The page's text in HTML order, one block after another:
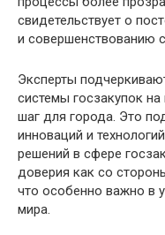
свидетельствует о
и совершенствованию
Эксперты
системы госзакупок
шаг для города. Это
инноваций и
решений в сфере
доверия как со
что особенно важно в
мира.